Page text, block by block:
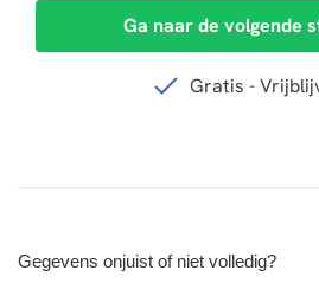
Gegevens onjuist of niet volledig?